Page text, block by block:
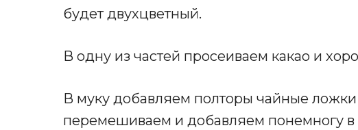
будет двухцветный.
В одну из частей просеиваем какао и
В муку добавляем полторы чайные
перемешиваем и добавляем понемногу в